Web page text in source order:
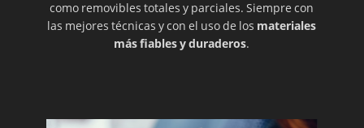
Ortodoncia de contención
Ortodoncia para adolescentes
como removibles totales y parciales. Siempre con
las mejores técnicas y con el uso de los materiales
más fiables y duraderos.